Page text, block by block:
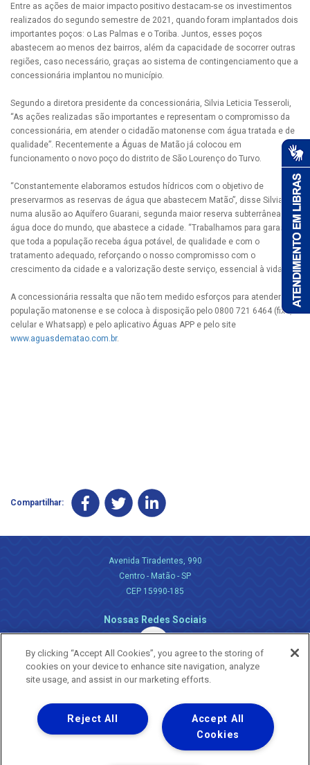
Entre as ações de maior impacto positivo destacam-se os investimentos
realizados do segundo semestre de 2021, quando foram implantados dois
importantes poços: o Las Palmas e o Toriba. Juntos, esses poços
abastecem ao menos dez bairros, além da capacidade de socorrer outras
regiões, caso necessário, graças ao sistema de contingenciamento que a
concessionária implantou no município.
Segundo a diretora presidente da concessionária, Silvia Leticia Tesseroli,
“As ações realizadas são importantes e representam o compromisso da
concessionária, em atender o cidadão matonense com água tratada e de
qualidade”. Recentemente a Águas de Matão já colocou em
funcionamento o novo poço do distrito de São Lourenço do Turvo.
“Constantemente elaboramos estudos hídricos com o objetivo de
preservarmos as reservas de água que abastecem Matão”, disse Silvia,
numa alusão ao Aquífero Guarani, segunda maior reserva subterrânea de
água doce do mundo, que abastece a cidade. “Trabalhamos para garantir
que toda a população receba água potável, de qualidade e com o
tratamento adequado, reforçando o nosso compromisso com o
crescimento da cidade e a valorização deste serviço, essencial à vida”.
A concessionária ressalta que não tem medido esforços para atender a
população matonense e se coloca à disposição pelo 0800 721 6464 (fixo,
celular e Whatsapp) e pelo aplicativo Águas APP e pelo site
www.aguasdematao.com.br.
Compartilhar:
Avenida Tiradentes, 990
Centro - Matão - SP
CEP 15990-185
Nossas Redes Sociais
Uma empresa
Copyright ® 2026 - Todos os Direitos Reservados.
Nossa natureza movimenta a vida
By clicking “Accept All Cookies”, you agree to the storing of
cookies on your device to enhance site navigation, analyze
site usage, and assist in our marketing efforts.
Accept All
Cookies
Reject All